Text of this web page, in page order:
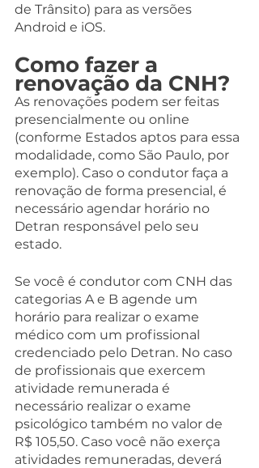
de Trânsito) para as versões
Android e iOS.
Como fazer a
renovação da CNH?
As renovações podem ser feitas
presencialmente ou online
(conforme Estados aptos para essa
modalidade, como São Paulo, por
exemplo). Caso o condutor faça a
renovação de forma presencial, é
necessário agendar horário no
Detran responsável pelo seu
estado.
Se você é condutor com CNH das
categorias A e B agende um
horário para realizar o exame
médico com um profissional
credenciado pelo Detran. No caso
de profissionais que exercem
atividade remunerada é
necessário realizar o exame
psicológico também no valor de
R$ 105,50. Caso você não exerça
atividades remuneradas, deverá